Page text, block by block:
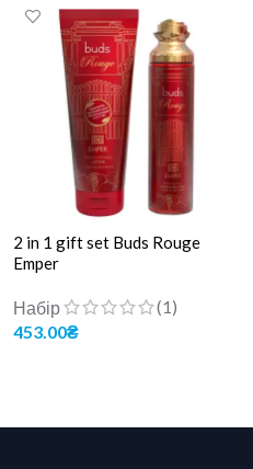
2 in 1 gift set Buds Rouge
Emper
Набір
(1)
453.00₴